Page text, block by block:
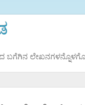
ಬಗೆಗಿನ